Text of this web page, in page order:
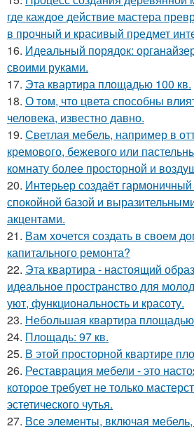
где каждое действие мастера
в прочный и красивый предмет
16. Идеальный порядок:
своими руками.
17. Эта квартира площадью 100 кв.
18. О том, что цвета способны
человека, известно давно.
19. Светлая мебель, например в
кремового, бежевого или
комнату более просторной и
20. Интерьер создаёт
спокойной базой и
акцентами.
21. Вам хочется создать в своем
капитального ремонта?
22. Эта квартира - настоящий
идеальное пространство для
уют, функциональность и красоту.
23. Небольшая квартира
24. Площадь: 97 кв.
25. В этой просторной квартире
26. Реставрация мебели - это
которое требует не только
эстетического чутья.
27. Все элементы, включая